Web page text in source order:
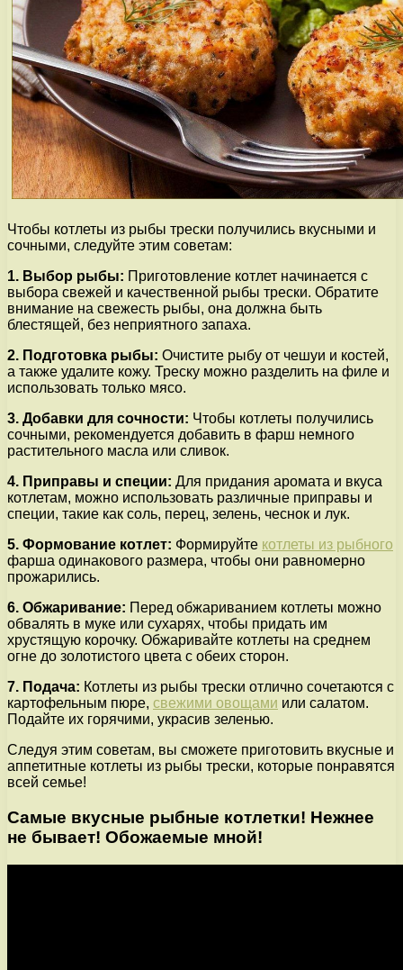
Чтобы котлеты из рыбы трески получились вкусными и
сочными, следуйте этим советам:
1. Выбор рыбы: Приготовление котлет начинается с
выбора свежей и качественной рыбы трески. Обратите
внимание на свежесть рыбы, она должна быть
блестящей, без неприятного запаха.
2. Подготовка рыбы: Очистите рыбу от чешуи и костей,
а также удалите кожу. Треску можно разделить на филе и
использовать только мясо.
3. Добавки для сочности: Чтобы котлеты получились
сочными, рекомендуется добавить в фарш немного
растительного масла или сливок.
4. Приправы и специи: Для придания аромата и вкуса
котлетам, можно использовать различные приправы и
специи, такие как соль, перец, зелень, чеснок и лук.
5. Формование котлет: Формируйте котлеты из рыбного
фарша одинакового размера, чтобы они равномерно
прожарились.
6. Обжаривание: Перед обжариванием котлеты можно
обвалять в муке или сухарях, чтобы придать им
хрустящую корочку. Обжаривайте котлеты на среднем
огне до золотистого цвета с обеих сторон.
7. Подача: Котлеты из рыбы трески отлично сочетаются с
картофельным пюре, свежими овощами или салатом.
Подайте их горячими, украсив зеленью.
Следуя этим советам, вы сможете приготовить вкусные и
аппетитные котлеты из рыбы трески, которые понравятся
всей семье!
Самые вкусные рыбные котлетки! Нежнее
не бывает! Обожаемые мной!